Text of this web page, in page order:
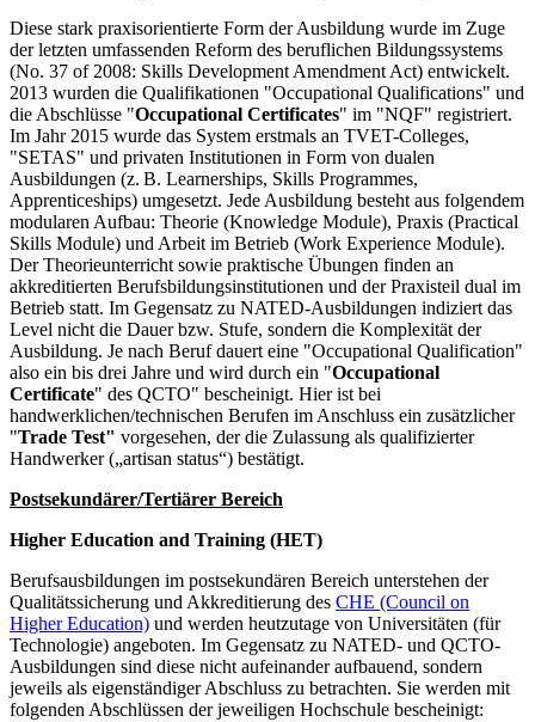
Diese stark praxisorientierte Form der Ausbildung wurde im Zuge
der letzten umfassenden Reform des beruflichen Bildungssystems
(No. 37 of 2008: Skills Development Amendment Act) entwickelt.
2013 wurden die Qualifikationen "Occupational Qualifications" und
die Abschlüsse "Occupational Certificates" im "NQF" registriert.
Im Jahr 2015 wurde das System erstmals an TVET-Colleges,
"SETAS" und privaten Institutionen in Form von dualen
Ausbildungen (z. B. Learnerships, Skills Programmes,
Apprenticeships) umgesetzt. Jede Ausbildung besteht aus folgendem
modularen Aufbau: Theorie (Knowledge Module), Praxis (Practical
Skills Module) und Arbeit im Betrieb (Work Experience Module).
Der Theorieunterricht sowie praktische Übungen finden an
akkreditierten Berufsbildungsinstitutionen und der Praxisteil dual im
Betrieb statt. Im Gegensatz zu NATED-Ausbildungen indiziert das
Level nicht die Dauer bzw. Stufe, sondern die Komplexität der
Ausbildung. Je nach Beruf dauert eine "Occupational Qualification"
also ein bis drei Jahre und wird durch ein "Occupational
Certificate" des QCTO" bescheinigt. Hier ist bei
handwerklichen/technischen Berufen im Anschluss ein zusätzlicher
"Trade Test" vorgesehen, der die Zulassung als qualifizierter
Handwerker („artisan status“) bestätigt.
Postsekundärer/Tertiärer Bereich
Higher Education and Training (HET)
Berufsausbildungen im postsekundären Bereich unterstehen der
Qualitätssicherung und Akkreditierung des CHE (Council on
Higher Education) und werden heutzutage von Universitäten (für
Technologie) angeboten. Im Gegensatz zu NATED- und QCTO-
Ausbildungen sind diese nicht aufeinander aufbauend, sondern
jeweils als eigenständiger Abschluss zu betrachten. Sie werden mit
folgenden Abschlüssen der jeweiligen Hochschule bescheinigt: